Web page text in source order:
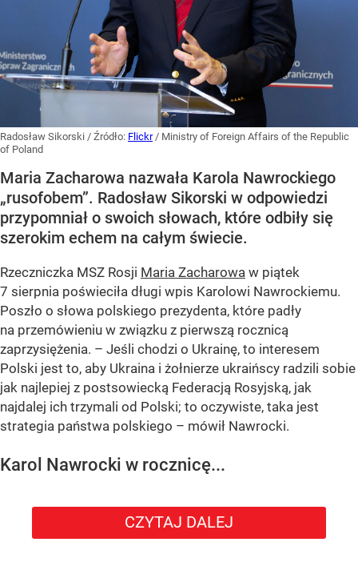
Radosław Sikorski / Źródło: Flickr / Ministry of Foreign Affairs of the Republic
of Poland
Maria Zacharowa nazwała Karola Nawrockiego
„rusofobem”. Radosław Sikorski w odpowiedzi
przypomniał o swoich słowach, które odbiły się
szerokim echem na całym świecie.
Rzeczniczka MSZ Rosji Maria Zacharowa w piątek
7 sierpnia poświeciła długi wpis Karolowi Nawrockiemu.
Poszło o słowa polskiego prezydenta, które padły
na przemówieniu w związku z pierwszą rocznicą
zaprzysiężenia. – Jeśli chodzi o Ukrainę, to interesem
Polski jest to, aby Ukraina i żołnierze ukraińscy radzili sobie
jak najlepiej z postsowiecką Federacją Rosyjską, jak
najdalej ich trzymali od Polski; to oczywiste, taka jest
strategia państwa polskiego – mówił Nawrocki.
Karol Nawrocki w rocznicę...
CZYTAJ DALEJ